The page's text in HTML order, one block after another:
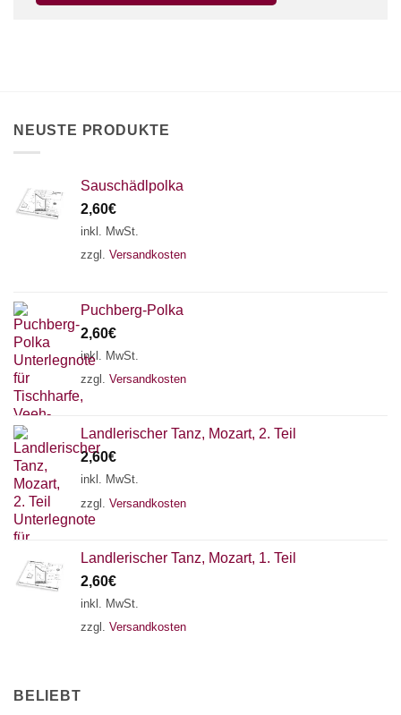
NEUSTE PRODUKTE
Sauschädlpolka
2,60€
inkl. MwSt.
zzgl. Versandkosten
Puchberg-Polka
2,60€
inkl. MwSt.
zzgl. Versandkosten
Landlerischer Tanz, Mozart, 2. Teil
2,60€
inkl. MwSt.
zzgl. Versandkosten
Landlerischer Tanz, Mozart, 1. Teil
2,60€
inkl. MwSt.
zzgl. Versandkosten
BELIEBT